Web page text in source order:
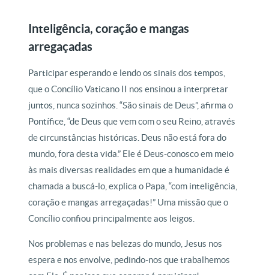
Inteligência, coração e mangas
arregaçadas
Participar esperando e lendo os sinais dos tempos,
que o Concílio Vaticano II nos ensinou a interpretar
juntos, nunca sozinhos. “São sinais de Deus”, afirma o
Pontífice, “de Deus que vem com o seu Reino, através
de circunstâncias históricas. Deus não está fora do
mundo, fora desta vida.” Ele é Deus-conosco em meio
às mais diversas realidades em que a humanidade é
chamada a buscá-lo, explica o Papa, “com inteligência,
coração e mangas arregaçadas!” Uma missão que o
Concílio confiou principalmente aos leigos.
Nos problemas e nas belezas do mundo, Jesus nos
espera e nos envolve, pedindo-nos que trabalhemos